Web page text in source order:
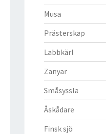
Musa
Prästerskap
Labbkärl
Zanyar
Småsyssla
Åskådare
Finsk sjö